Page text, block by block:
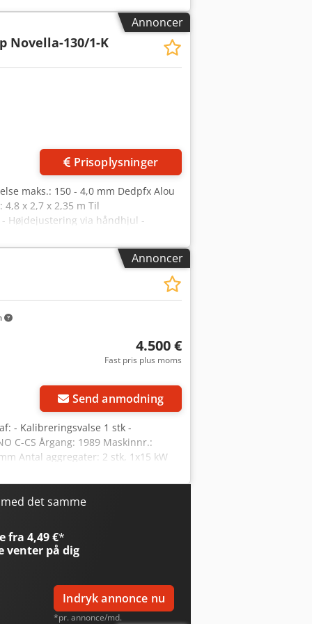
6 tommer Maks. hastighed: 80
mm
Annoncer
Novella-130/1-K
Prisoplysninger
maks.: 150 - 4,0 mm Dedpfx Alou
x 2,7 x 2,35 m Til
Højdejustering via håndhjul -
og udløb hver L: 2800 x B: 1700
min./maks.: 4,0/150 mm -
x Bredde: 1700/1350 mm Sælges
Annoncer
4.500 €
Fast pris plus moms
Send anmodning
- Kalibreringsvalse 1 stk -
C-CS Årgang: 1989 Maskinnr.:
Antal aggregater: 2 stk, 1x15 kW
4,5 / 9,0 m/min 1 stk
– gummibelagt valse Dcjdoy
x 1500 x 1800 mm Vægt ca. 1200
i den stand, som den er
det samme
fra 4,49 €*
venter på dig
Indryk annonce nu
*pr. annonce/md.